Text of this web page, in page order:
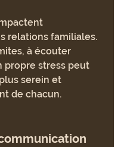
relations familiales.
à écouter
propre stress peut
serein et
de chacun.